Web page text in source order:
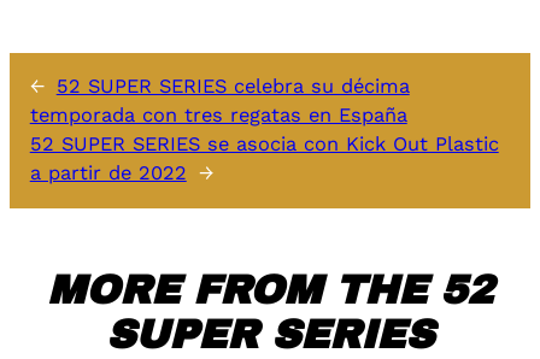
← 52 SUPER SERIES celebra su décima
temporada con tres regatas en España
52 SUPER SERIES se asocia con Kick Out Plastic
a partir de 2022 →
MORE FROM THE 52
SUPER SERIES